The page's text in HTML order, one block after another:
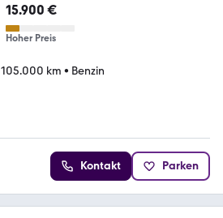
15.900 €
Hoher Preis
105.000 km • Benzin
Kontakt Parken